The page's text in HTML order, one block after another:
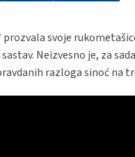
svoje
Neizvesno je, za
razloga sinoć